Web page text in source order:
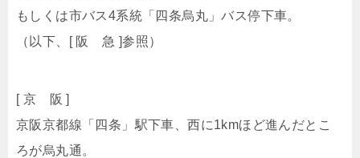
もしくは市バス4系統「四条烏丸」バス停下車。
（以下、[ 阪 急 ]参照）
[ 京 阪 ]
京阪京都線「四条」駅下車、西に1kmほど進んだとこ
ろが烏丸通。